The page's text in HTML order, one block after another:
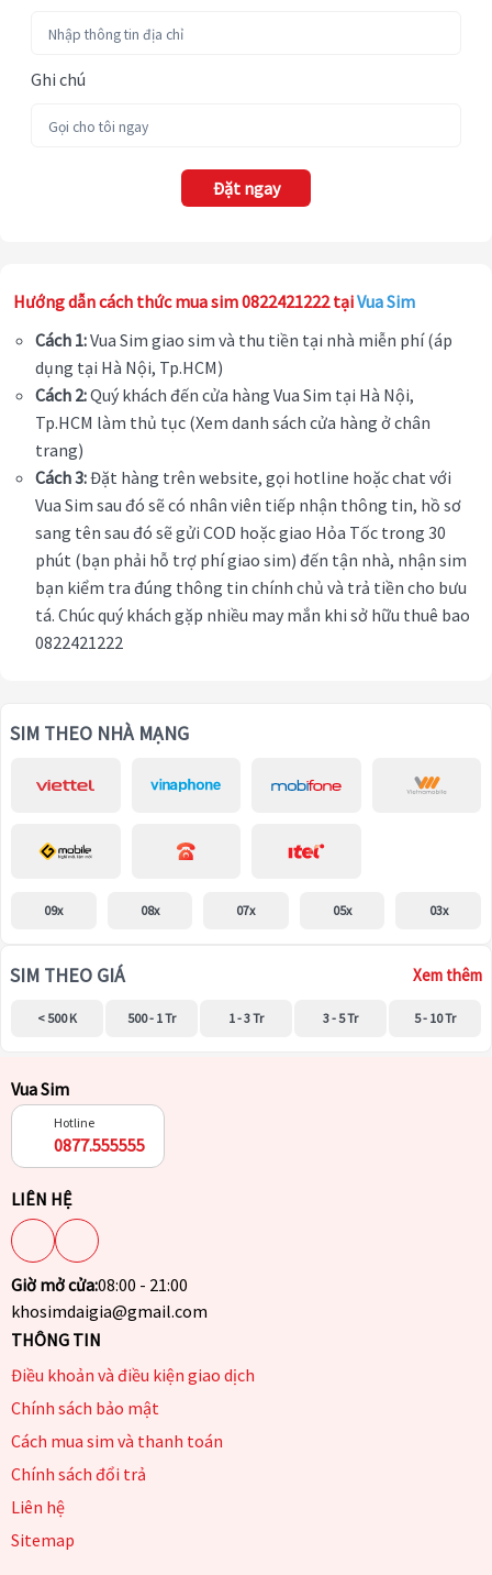
Ghi chú
Đặt ngay
Hướng dẫn cách thức mua sim 0822421222 tạiVua Sim
Cách 1:Vua Sim giao sim và thu tiền tại nhà miễn phí (áp
dụng tại Hà Nội, Tp.HCM)
Cách 2:Quý khách đến cửa hàng Vua Sim tại Hà Nội,
Tp.HCM làm thủ tục (Xem danh sách cửa hàng ở chân
trang)
Cách 3:Đặt hàng trên website, gọi hotline hoặc chat với
Vua Sim sau đó sẽ có nhân viên tiếp nhận thông tin, hồ sơ
sang tên sau đó sẽ gửi COD hoặc giao Hỏa Tốc trong 30
phút (bạn phải hỗ trợ phí giao sim) đến tận nhà, nhận sim
bạn kiểm tra đúng thông tin chính chủ và trả tiền cho bưu
tá. Chúc quý khách gặp nhiều may mắn khi sở hữu thuê bao
0822421222
SIM THEO NHÀ MẠNG
09x 08x 07x 05x 03x
SIM THEO GIÁ Xem thêm
< 500 K 500 - 1 Tr 1 - 3 Tr 3 - 5 Tr 5 - 10 Tr
Vua Sim
Hotline
0877.555555
LIÊN HỆ
Giờ mở cửa:08:00 - 21:00
khosimdaigia@gmail.com
THÔNG TIN
Điều khoản và điều kiện giao dịch
Chính sách bảo mật
Cách mua sim và thanh toán
Chính sách đổi trả
Liên hệ
Sitemap